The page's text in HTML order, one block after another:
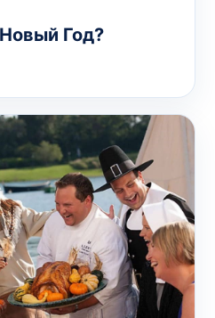
Год?